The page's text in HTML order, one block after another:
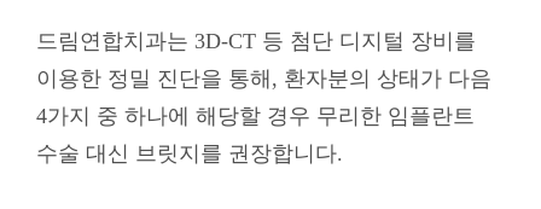
드림연합치과는 3D-CT 등 첨단 디지털 장비를
이용한 정밀 진단을 통해, 환자분의 상태가 다음
4가지 중 하나에 해당할 경우 무리한 임플란트
수술 대신 브릿지를 권장합니다.